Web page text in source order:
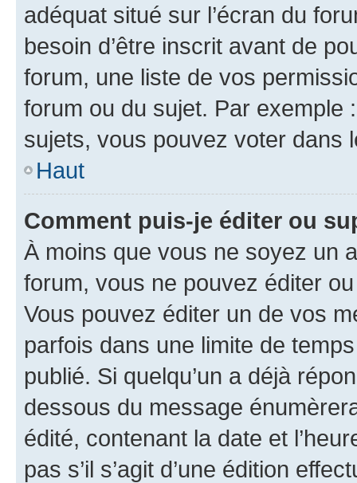
adéquat situé sur l’écran du
besoin d’être inscrit avant de
forum, une liste de vos
forum ou du sujet. Par exemple
sujets, vous pouvez voter dans
Haut
Comment puis-je éditer ou
À moins que vous ne soyez un
forum, vous ne pouvez éditer
Vous pouvez éditer un de vos
parfois dans une limite de
publié. Si quelqu’un a déjà
dessous du message
édité, contenant la date et
pas s’il s’agit d’une édition